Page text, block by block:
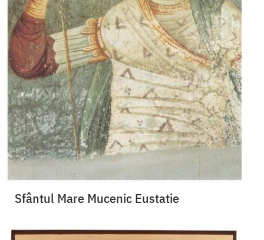
Sfântul Mare Mucenic Eustatie